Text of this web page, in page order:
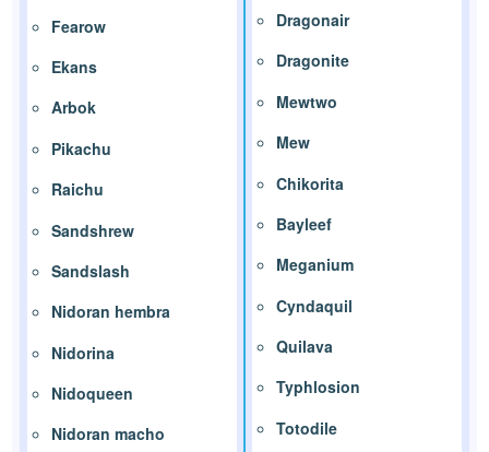
Fearow
Ekans
Arbok
Pikachu
Raichu
Sandshrew
Sandslash
Nidoran hembra
Nidorina
Nidoqueen
Nidoran macho
Dragonair
Dragonite
Mewtwo
Mew
Chikorita
Bayleef
Meganium
Cyndaquil
Quilava
Typhlosion
Totodile